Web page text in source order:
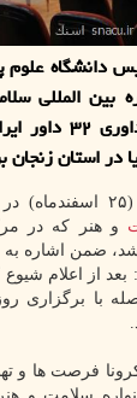
دانشگاه علوم
بین المللی
بیشتر از ۱۱
استان زنجان
پرویز قزلباش ظهر امروز
و هنر که در
شد، ضمن اشاره به
با برگزاری
فرصت ها و